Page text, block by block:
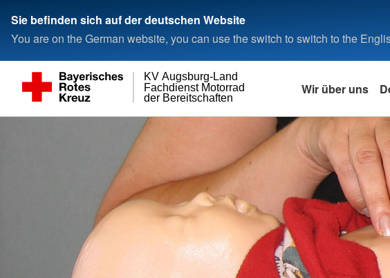
Sie befinden sich auf der deutschen Website
You are on the German website, you can use the switch to switch to the
der Bereitschaften
Fachdienst Motorrad
KV Augsburg-Land
Wir über uns